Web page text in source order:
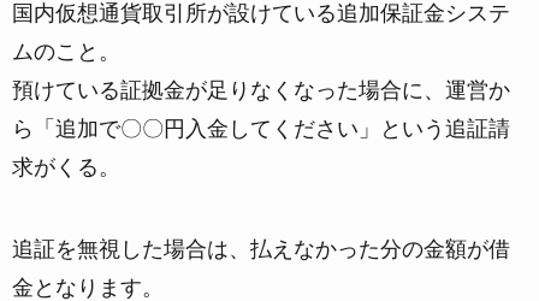
国内仮想通貨取引所が設けている追加保証金システ
ムのこと。
預けている証拠金が足りなくなった場合に、運営か
ら「追加で〇〇円入金してください」という追証請
求がくる。
追証を無視した場合は、払えなかった分の金額が借
金となります。